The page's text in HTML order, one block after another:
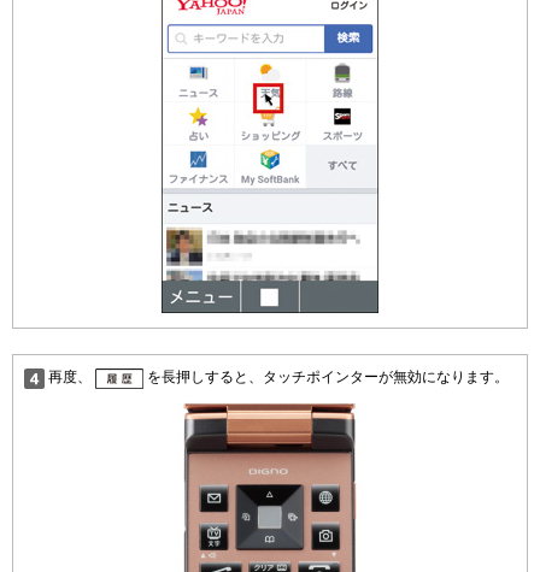
再度、 を長押しすると、タッチポインターが無効になります。